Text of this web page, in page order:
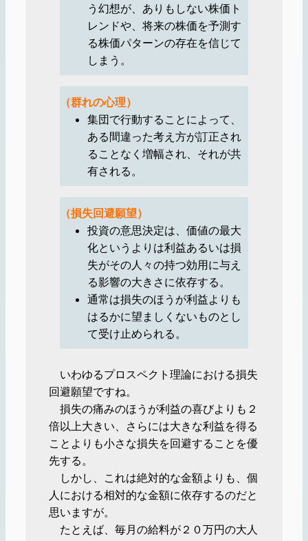
う幻想が、ありもしない株価ト
レンドや、将来の株価を予測す
る株価パターンの存在を信じて
しまう。
（群れの心理）
集団で行動することによって、
ある間違った考え方が訂正され
ることなく増幅され、それが共
有される。
（損失回避願望）
投資の意思決定は、価値の最大
化というよりは利益あるいは損
失がその人々の持つ効用に与え
る影響の大きさに依存する。
通常は損失のほうが利益よりも
はるかに望ましくないものとし
て受け止められる。
いわゆるプロスペクト理論における損失
回避願望ですね。
損失の痛みのほうが利益の喜びよりも２
倍以上大きい、さらには大きな利益を得る
ことよりも小さな損失を回避することを優
先する。
しかし、これは絶対的な金額よりも、個
人における相対的な金額に依存するのだと
思いますが。
たとえば、毎月の給料が２０万円の大人